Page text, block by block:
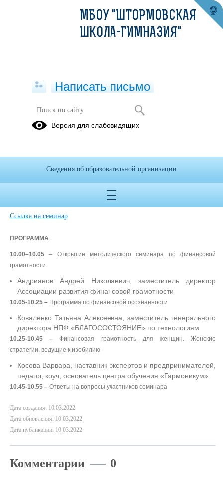
10 марта 2022 года в 10:00 (мск)
состоится онлайн-мероприятие
успешных практик по финансовой
грамотности».
Ссылка на семинар
ПРОГРАММА
10.00–10.05 – Открытие методического семинара по финансовой
грамотности
Андрианов Андрей Николаевич, заместитель директор
Ассоциации развития финансовой грамотности
10.05-10.25 – Программа по финансовой осознанности
Коваленко Татьяна Алексеевна, заместитель генерального
директора НПФ «БЛАГОСОСТОЯНИЕ» по технологиям
10.25-10.45 –Финансовая грамотность для женщин. Женские
стратегии, ведущие к изобилию
Косова Варвара, наставник экспертов и предпринимателей,
педагог, коуч, основатель центра обучения «Гармоникум»
10.45-10.55 – Ответы на вопросы участников семинара
Дата создания: 10.03.2022
Дата обновления: 10.03.2022
Дата публикации: 10.03.2022
Комментарии 0
МБОУ "ШТОРМОВСКАЯ
ШКОЛА-ГИМНАЗИЯ"
Написать письмо
Версия для слабовидящих
Сведения об образовательной организации